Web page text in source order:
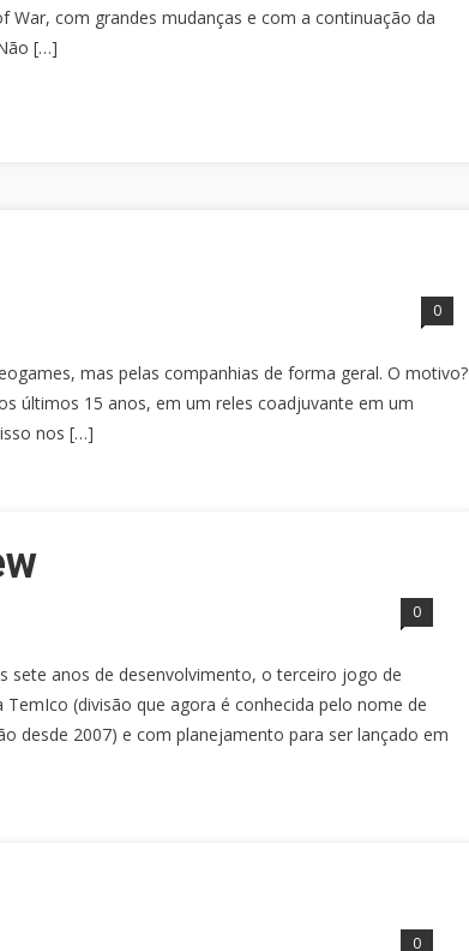
War, com grandes mudanças e com a continuação da
[…]
0
mas pelas companhias de forma geral. O motivo?
últimos 15 anos, em um reles coadjuvante em um
nos […]
0
sete anos de desenvolvimento, o terceiro jogo de
(divisão que agora é conhecida pelo nome de
desde 2007) e com planejamento para ser lançado em
0